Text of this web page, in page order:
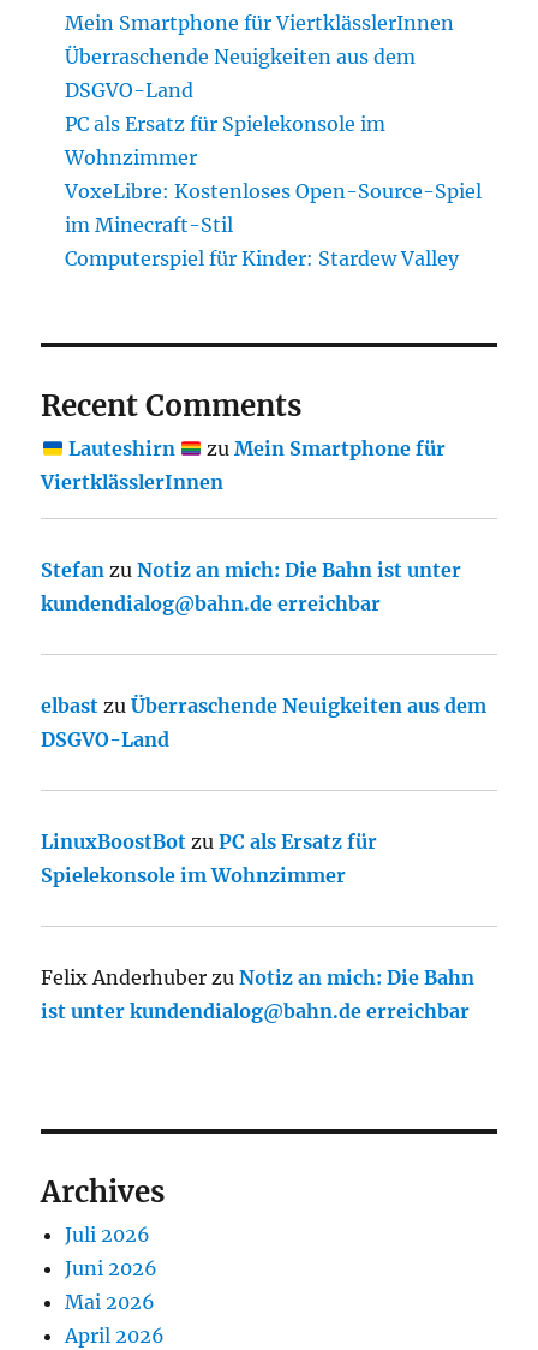
Mein Smartphone für ViertklässlerInnen
Überraschende Neuigkeiten aus dem
DSGVO-Land
PC als Ersatz für Spielekonsole im
Wohnzimmer
VoxeLibre: Kostenloses Open-Source-Spiel
im Minecraft-Stil
Computerspiel für Kinder: Stardew Valley
Recent Comments
Lauteshirn zu Mein Smartphone für
ViertklässlerInnen
Stefan zuNotiz an mich: Die Bahn ist unter
kundendialog@bahn.de erreichbar
elbast zuÜberraschende Neuigkeiten aus dem
DSGVO-Land
LinuxBoostBot zuPC als Ersatz für
Spielekonsole im Wohnzimmer
Felix Anderhuber zuNotiz an mich: Die Bahn
ist unter kundendialog@bahn.de erreichbar
Archives
Juli 2026
Juni 2026
Mai 2026
April 2026